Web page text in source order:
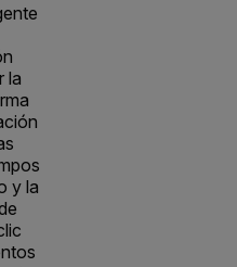
la
y la